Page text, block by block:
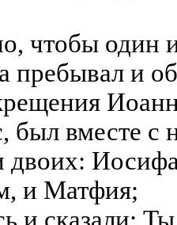
чтобы один
пребывал и
был вместе
двоих:
и Матфия;